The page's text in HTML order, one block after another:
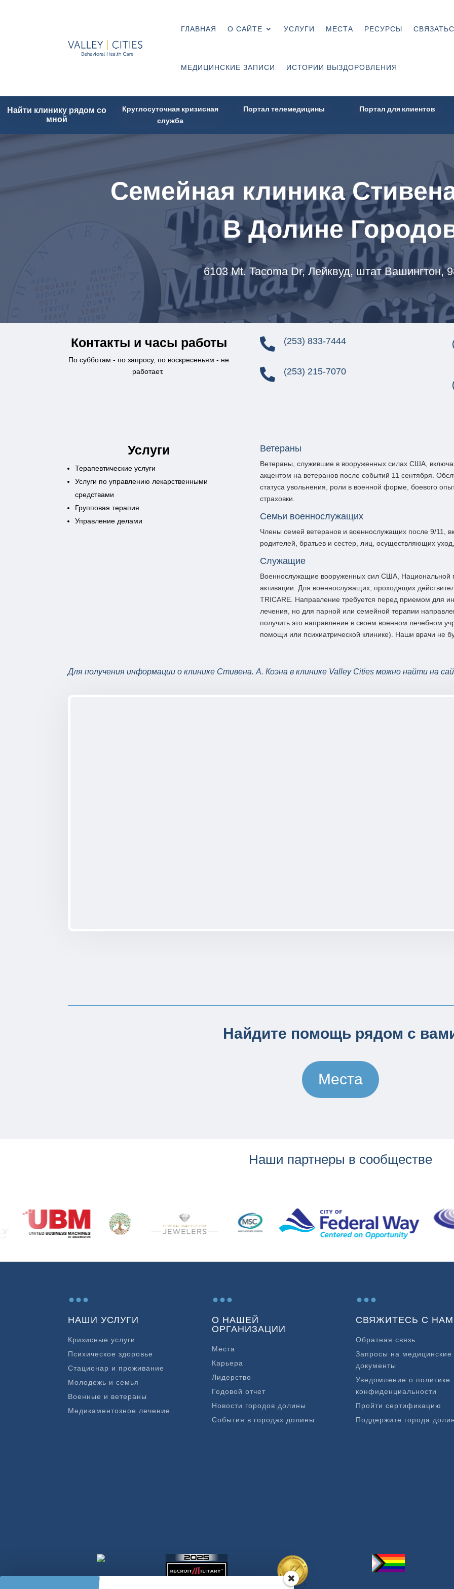
ГЛАВНАЯ О САЙТЕ УСЛУГИ МЕСТА РЕСУРСЫ
МЕДИЦИНСКИЕ ЗАПИСИ ИСТОРИИ ВЫЗДОРОВЛЕНИЯ
Найти клинику рядом со
мной
Круглосуточная кризисная
служба
Портал телемедицины Портал для клиентов
Семейная клиника
В Долине
6103 Mt. Tacoma Dr, Лейквуд, штат Вашингтон,
Контакты и часы работы
По субботам - по запросу, по воскресеньям - не
работает.
 (253) 833-7444
 (253) 215-7070
Услуги
Терапевтические услуги
Услуги по управлению лекарственными
средствами
Групповая терапия
Управление делами
Ветераны
Ветераны, служившие в вооруженных силах США,
акцентом на ветеранов после событий 11 сентября.
статуса увольнения, роли в военной форме, боевого
страховки.
Семьи военнослужащих
Члены семей ветеранов и военнослужащих после 9/11,
родителей, братьев и сестер, лиц, осуществляющих
Служащие
Военнослужащие вооруженных сил США, Национальной
активации. Для военнослужащих, проходящих
TRICARE. Направление требуется перед приемом для
лечения, но для парной или семейной терапии
получить это направление в своем военном лечебном
помощи или психиатрической клинике). Наши врачи не
Для получения информации о клинике Стивена. А. Коэна в клинике Valley Cities можно найти на
Найдите помощь рядом с
Места
Наши партнеры в сообществе
...
НАШИ УСЛУГИ
Кризисные услуги
Психическое здоровье
Стационар и проживание
Молодежь и семья
Военные и ветераны
Медикаментозное лечение
...
О НАШЕЙ
ОРГАНИЗАЦИИ
Места
Карьера
Лидерство
Годовой отчет
Новости городов долины
События в городах долины
...
СВЯЖИТЕСЬ С
Обратная связь
Запросы на медицинские
документы
Уведомление о политике
конфиденциальности
Пройти сертификацию
Поддержите города